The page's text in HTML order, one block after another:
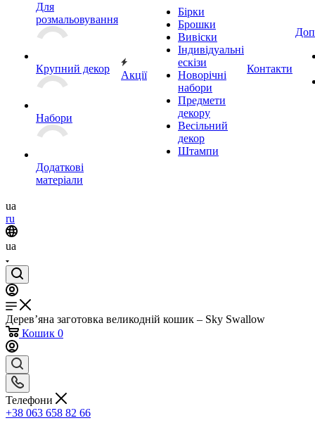
Для
розмальовування
Крупний декор
Набори
Додаткові
матеріали
Акції
Бірки
Брошки
Вивіски
Індивідуальні
ескізи
Новорічні
набори
Предмети
декору
Весільний
декор
Штампи
Контакти
ua
ru
ua
Дерев’яна заготовка великодній кошик – Sky Swallow
Кошик 0
Телефони
+38 063 658 82 66